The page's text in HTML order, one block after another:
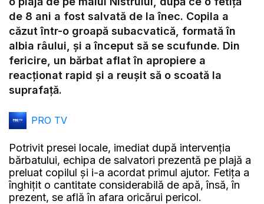
de 8 ani a fost salvată de la înec. Copila a
căzut într-o groapă subacvatică, formată în
albia râului, și a început să se scufunde. Din
fericire, un bărbat aflat în apropiere a
reacționat rapid și a reușit să o scoată la
suprafață.
PRO TV
Potrivit presei locale, imediat după intervenția
bărbatului, echipa de salvatori prezentă pe plajă a
preluat copilul și i-a acordat primul ajutor. Fetița a
înghițit o cantitate considerabilă de apă, însă, în
prezent, se află în afara oricărui pericol.